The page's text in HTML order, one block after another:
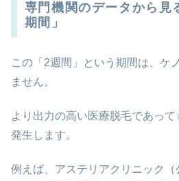
専門機関のデータから見
期間」
この「2週間」という期間は、ケ
ません。
より出力の高い医療脱毛であっ
発生します。
例えば、アステリアクリニック（